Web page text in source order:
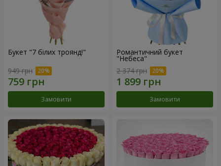
Букет "7 білих троянд!"
949 грн
Замовити
Романтичний букет
"Небеса"
2 374 грн
Замовити